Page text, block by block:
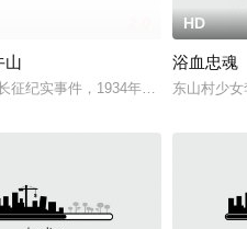
地反击之战。在毛泽东（刘烨 饰）
山
征纪实事件，1934年中央苏区第五
HD
浴血忠魂
东山村少女